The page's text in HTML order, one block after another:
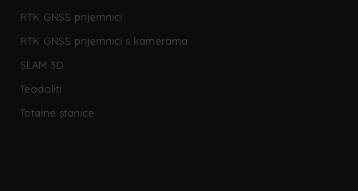
RTK GNSS prijemnici
RTK GNSS prijemnici s kamerama
SLAM 3D
Teodoliti
Totalne stanice